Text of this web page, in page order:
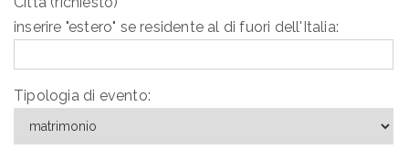
inserire "estero" se residente al di fuori dell'Italia:
Tipologia di evento: